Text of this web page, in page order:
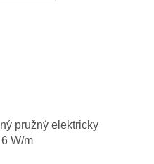
pružný elektricky
W/m